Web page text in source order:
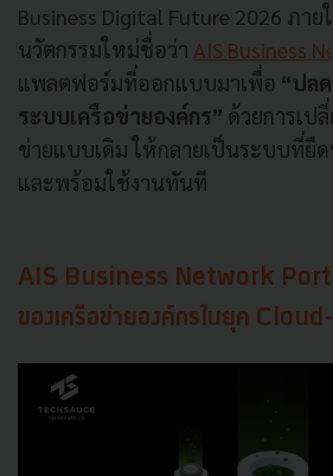
Business Digital Future 2026 ภาย
นวัตกรรมใหม่ชื่อว่า AIS Business
แพลตฟอร์มที่ออกแบบมาเพื่อ “ปล
ระบบเครือข่ายองค์กร” ด้วยการเป
ข่ายแบบเดิม ให้กลายเป็นระบบที่ยืด
และพร้อมใช้งานทันที
AIS Business Network
ของเครือข่ายองค์กรในยุค